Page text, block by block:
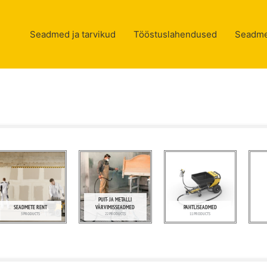
Seadmed ja tarvikud Tööstuslahendused
SEADMETE RENT
5 PRODUCTS
PUIT- JA METALLI
VÄRVIMISSEADMED
22 PRODUCTS
PAHTLISEADMED
11 PRODUCTS